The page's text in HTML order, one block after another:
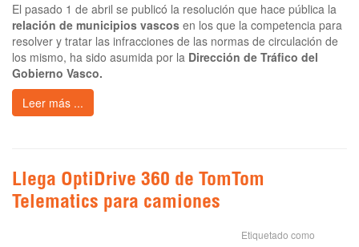
El pasado 1 de abril se publicó la resolución que hace pública la
relación de municipios vascos en los que la competencia para
resolver y tratar las infracciones de las normas de circulación de
los mismo, ha sido asumida por la Dirección de Tráfico del
Gobierno Vasco.
Leer más ...
Llega OptiDrive 360 de TomTom
Telematics para camiones
Etiquetado como